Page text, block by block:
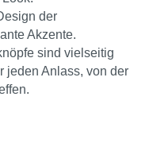
der
Akzente.
sind vielseitig
jeden Anlass, von der